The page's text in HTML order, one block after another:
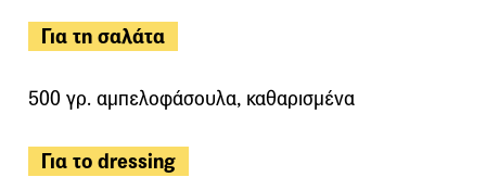
Για τη σαλάτα
500 γρ. αμπελοφάσουλα, καθαρισμένα
Για το dressing